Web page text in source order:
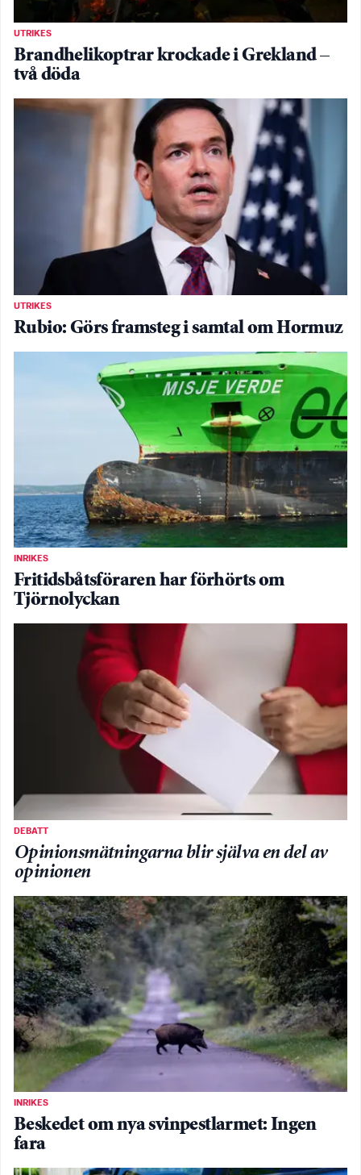
UTRIKES
Brandhelikoptrar krockade i Grekland –
två döda
UTRIKES
Rubio: Görs framsteg i samtal om Hormuz
INRIKES
Fritidsbåtsföraren har förhörts om
Tjörnolyckan
DEBATT
Opinionsmätningarna blir själva en del av
opinionen
INRIKES
Beskedet om nya svinpestlarmet: Ingen
fara